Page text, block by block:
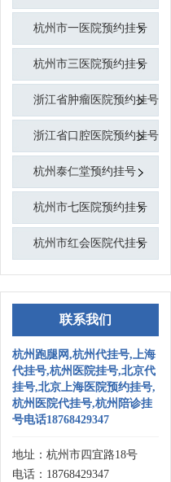
杭州市一医院预约挂号
杭州市三医院预约挂号
浙江省肿瘤医院预约挂号
浙江省口腔医院预约挂号
杭州泰仁堂预约挂号
杭州市七医院预约挂号
杭州市红会医院代挂号
联系我们
杭州跑腿网,杭州代挂号,上海
代挂号,杭州医院挂号,北京代
挂号,北京上海医院预约挂号,
杭州医院代挂号,杭州陪诊挂
号电话18768429347
地址：杭州市四宜路18号
电话：18768429347